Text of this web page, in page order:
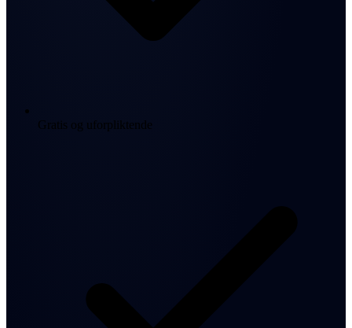
Gratis og uforpliktende